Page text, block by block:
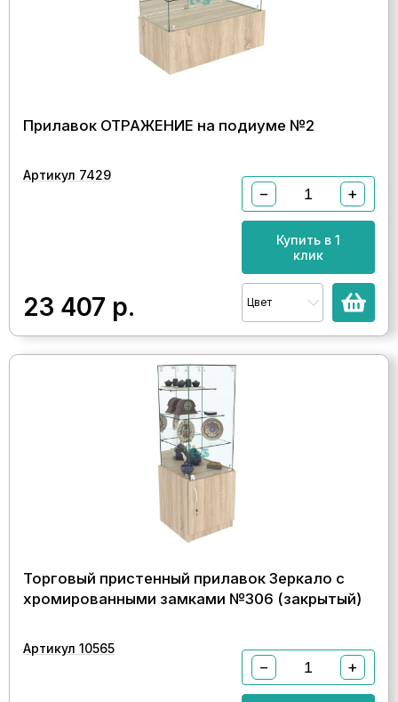
Прилавок ОТРАЖЕНИЕ на подиуме №2
Артикул 7429
23 407 р.
− +
Купить в 1
клик
Цвет
Торговый пристенный прилавок Зеркало с
хромированными замками №306 (закрытый)
Артикул 10565
− +